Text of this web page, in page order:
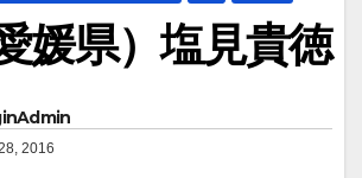
媛県）塩見貴徳
2016